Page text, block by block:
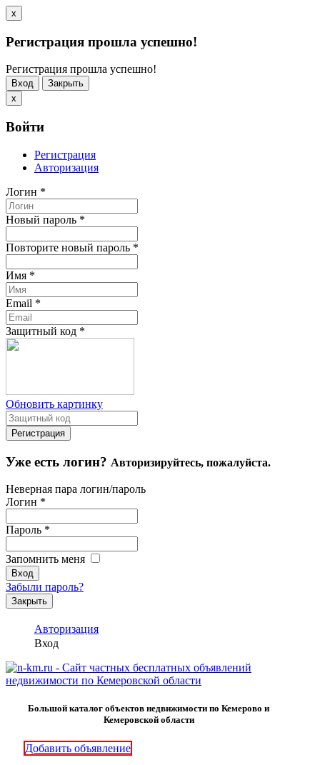
x
Регистрация прошла успешно!
Регистрация прошла успешно!
Вход
Закрыть
x
Войти
Регистрация
Авторизация
Логин *
Новый пароль *
Повторите новый пароль *
Имя *
Email *
Защитный код *
Обновить картинку
Уже есть логин? Авторизируйтесь, пожалуйста.
Неверная пара логин/пароль
Логин *
Пароль *
Запомнить меня
Забыли пароль?
Закрыть
Авторизация
Вход
Большой каталог объектов недвижимости по Кемерово и
Кемеровской области
Добавить объявление